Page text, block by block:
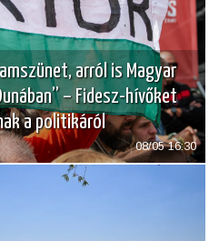
arról is Magyar
– Fidesz-hívőket
a politikáról
08/05 16:30